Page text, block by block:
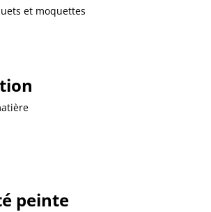
et moquettes
peinte